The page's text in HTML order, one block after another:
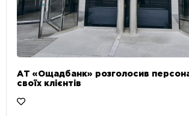
АТ «Ощадбанк» розголосив
своїх клієнтів